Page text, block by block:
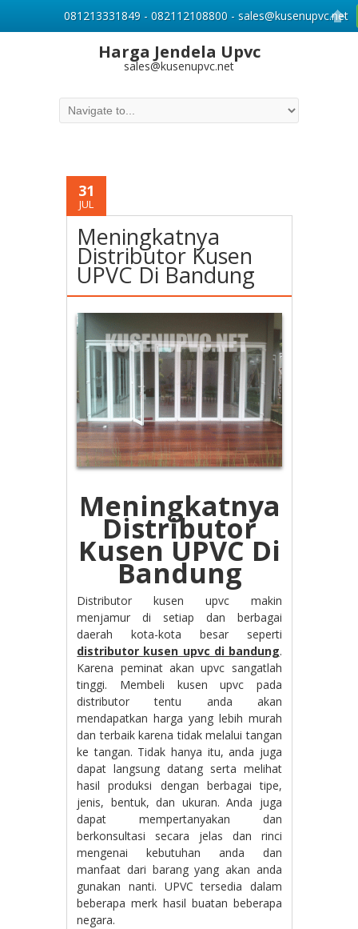
Harga Jendela Upvc
sales@kusenupvc.net
31
JUL
Meningkatnya
Distributor Kusen
UPVC Di Bandung
Meningkatnya
Distributor
Kusen UPVC Di
Bandung
Distributor kusen upvc makin
menjamur di setiap dan berbagai
daerah kota-kota besar seperti
distributor kusen upvc di bandung.
Karena peminat akan upvc sangatlah
tinggi. Membeli kusen upvc pada
distributor tentu anda akan
mendapatkan harga yang lebih murah
dan terbaik karena tidak melalui tangan
ke tangan. Tidak hanya itu, anda juga
dapat langsung datang serta melihat
hasil produksi dengan berbagai tipe,
jenis, bentuk, dan ukuran. Anda juga
dapat mempertanyakan dan
berkonsultasi secara jelas dan rinci
mengenai kebutuhan anda dan
manfaat dari barang yang akan anda
gunakan nanti. UPVC tersedia dalam
beberapa merk hasil buatan beberapa
negara.
081213331849 - 082112108800 - sales@kusenupvc.net